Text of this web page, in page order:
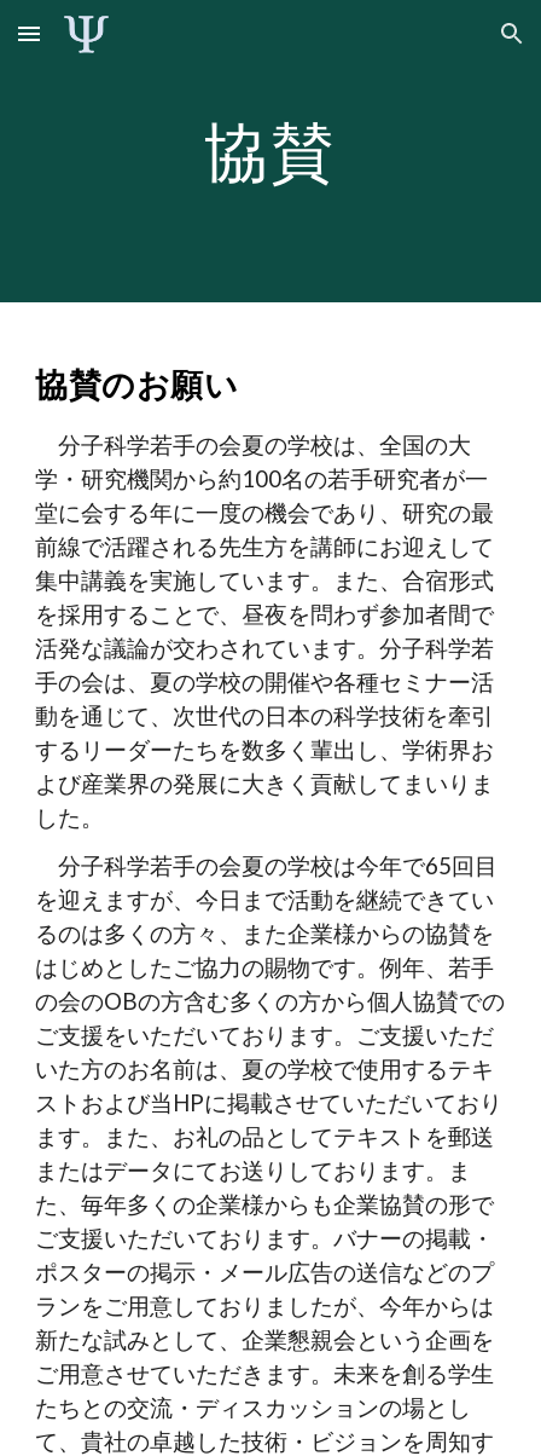
Skip to main content Skip to navigation
協賛
協賛のお願い
分子科学若手の会夏の学校は、全国の大
学・研究機関から約100名の若手研究者が一
堂に会する年に一度の機会であり、研究の最
前線で活躍される先生方を講師にお迎えして
集中講義を実施しています。また、合宿形式
を採用することで、昼夜を問わず参加者間で
活発な議論が交わされています。分子科学若
手の会は、夏の学校の開催や各種セミナー活
動を通じて、次世代の日本の科学技術を牽引
するリーダーたちを数多く輩出し、学術界お
よび産業界の発展に大きく貢献してまいりま
した。
分子科学若手の会夏の学校は今年で65回目
を迎えますが、今日まで活動を継続できてい
るのは多くの方々、また企業様からの協賛を
はじめとしたご協力の賜物です。例年、若手
の会のOBの方含む多くの方から個人協賛での
ご支援をいただいております。ご支援いただ
いた方のお名前は、夏の学校で使用するテキ
ストおよび当HPに掲載させていただいており
ます。また、お礼の品としてテキストを郵送
またはデータにてお送りしております。ま
た、毎年多くの企業様からも企業協賛の形で
ご支援いただいております。バナーの掲載・
ポスターの掲示・メール広告の送信などのプ
ランをご用意しておりましたが、今年からは
新たな試みとして、企業懇親会という企画を
ご用意させていただきます。未来を創る学生
たちとの交流・ディスカッションの場とし
て、貴社の卓越した技術・ビジョンを周知す